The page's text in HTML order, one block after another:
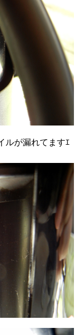
ルが漏れてますｴ